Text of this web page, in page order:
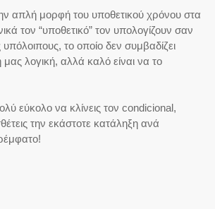
απλή μορφή του υποθετικού χρόνου στα
τον “υποθετικό” τον υπολογίζουν σαν
το οποίο δεν συμβαδίζει
λογική, αλλά καλό είναι να το
εύκολο να κλίνεις τον condicional,
την εκάστοτε κατάληξη ανά